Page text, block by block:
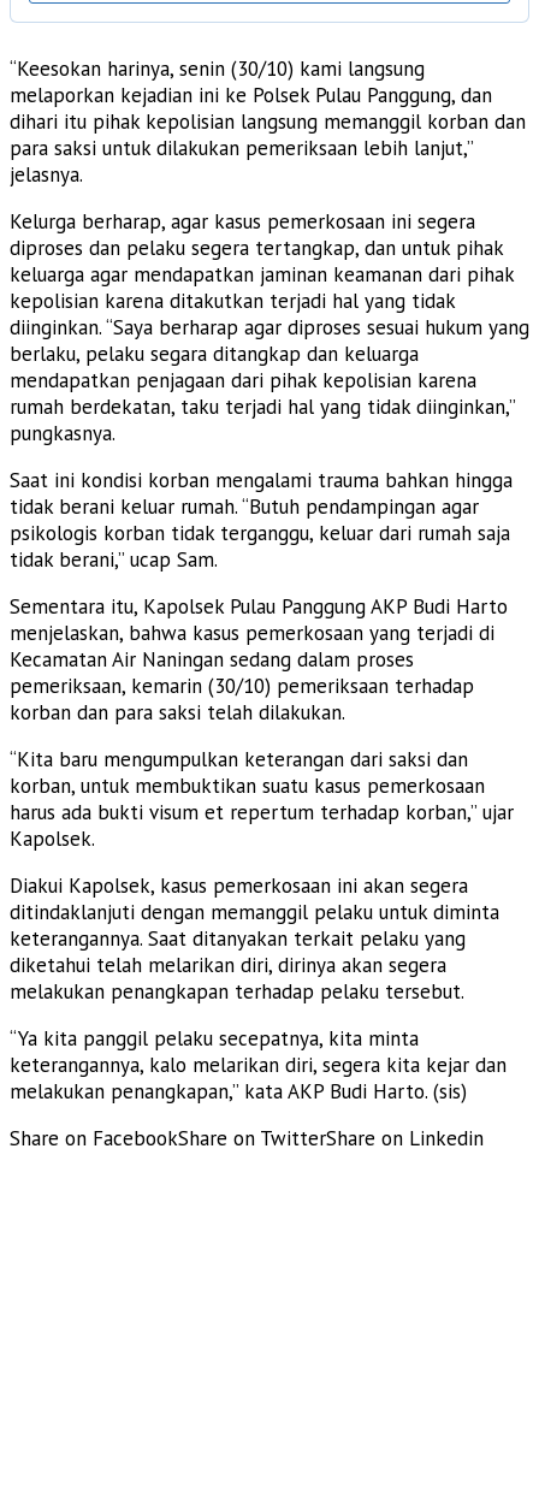
“Keesokan harinya, senin (30/10) kami langsung
melaporkan kejadian ini ke Polsek Pulau Panggung, dan
dihari itu pihak kepolisian langsung memanggil korban dan
para saksi untuk dilakukan pemeriksaan lebih lanjut,”
jelasnya.
Kelurga berharap, agar kasus pemerkosaan ini segera
diproses dan pelaku segera tertangkap, dan untuk pihak
keluarga agar mendapatkan jaminan keamanan dari pihak
kepolisian karena ditakutkan terjadi hal yang tidak
diinginkan. “Saya berharap agar diproses sesuai hukum yang
berlaku, pelaku segara ditangkap dan keluarga
mendapatkan penjagaan dari pihak kepolisian karena
rumah berdekatan, taku terjadi hal yang tidak diinginkan,”
pungkasnya.
Saat ini kondisi korban mengalami trauma bahkan hingga
tidak berani keluar rumah. “Butuh pendampingan agar
psikologis korban tidak terganggu, keluar dari rumah saja
tidak berani,” ucap Sam.
Sementara itu, Kapolsek Pulau Panggung AKP Budi Harto
menjelaskan, bahwa kasus pemerkosaan yang terjadi di
Kecamatan Air Naningan sedang dalam proses
pemeriksaan, kemarin (30/10) pemeriksaan terhadap
korban dan para saksi telah dilakukan.
“Kita baru mengumpulkan keterangan dari saksi dan
korban, untuk membuktikan suatu kasus pemerkosaan
harus ada bukti visum et repertum terhadap korban,” ujar
Kapolsek.
Diakui Kapolsek, kasus pemerkosaan ini akan segera
ditindaklanjuti dengan memanggil pelaku untuk diminta
keterangannya. Saat ditanyakan terkait pelaku yang
diketahui telah melarikan diri, dirinya akan segera
melakukan penangkapan terhadap pelaku tersebut.
“Ya kita panggil pelaku secepatnya, kita minta
keterangannya, kalo melarikan diri, segera kita kejar dan
melakukan penangkapan,” kata AKP Budi Harto. (sis)
Share on FacebookShare on TwitterShare on Linkedin